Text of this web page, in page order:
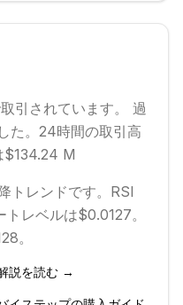
引されています。 過
た。 24時間の取引高
$134.24 M
トレンドです。 RSI
トレベルは$0.0127。
。
説を読む →